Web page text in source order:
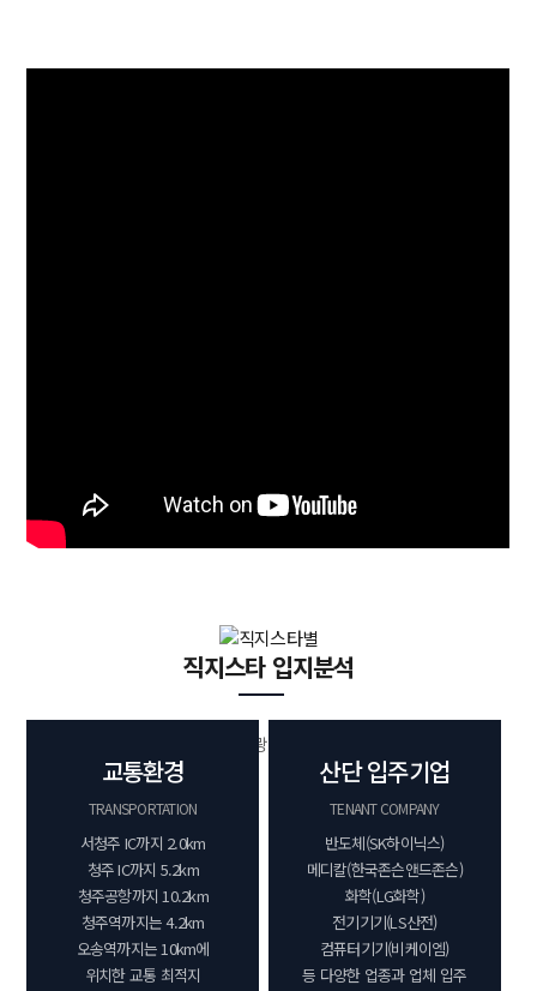
직지스타 입지분석
청주 최고의 입지조건을 자랑하는 직지스타를 만나보세요!
교통환경
TRANSPORTATION
서청주 IC까지 2.0km
청주 IC까지 5.2km
청주공항까지 10.2km
청주역까지는 4.2km
오송역까지는 10km에
위치한 교통 최적지
산단 입주기업
TENANT COMPANY
반도체(SK하이닉스)
메디칼(한국존슨앤드존슨)
화학(LG화학)
전기기기(LS산전)
컴퓨터기기(비케이엠)
등 다양한 업종과 업체 입주